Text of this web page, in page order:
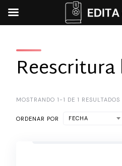
content
MOSTRANDO 1-1 DE 1 RESULTADOS
ORDENAR POR FECHA